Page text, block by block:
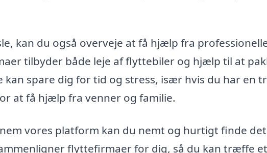
kan du også overveje at få hjælp fra
tilbyder både leje af flyttebiler og hjælp til at
spare dig for tid og stress, især hvis du har en
at få hjælp fra venner og familie.
vores platform kan du nemt og hurtigt finde det
flyttefirmaer for dig, så du kan træffe et